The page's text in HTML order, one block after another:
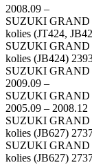
2008.09 –
SUZUKI GRAND
kolies (JT424,
SUZUKI GRAND
kolies (JB424)
SUZUKI GRAND
2009.09 –
SUZUKI GRAND
2005.09 – 2008.12
SUZUKI GRAND
kolies (JB627)
SUZUKI GRAND
kolies (JB627)